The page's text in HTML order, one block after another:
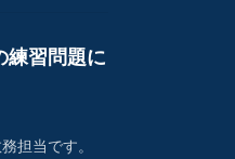
練習問題に
担当です。